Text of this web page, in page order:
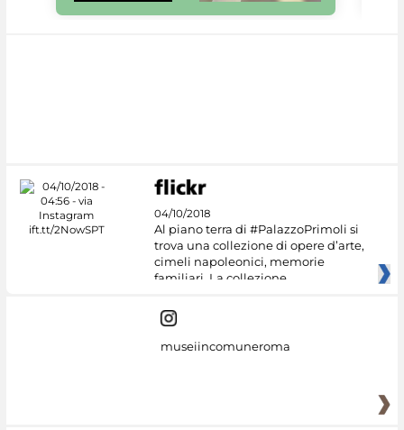
04/10/2018
Al piano terra di #PalazzoPrimoli si
trova una collezione di opere d’arte,
cimeli napoleonici, memorie
familiari. La collezione
museiincomuneroma